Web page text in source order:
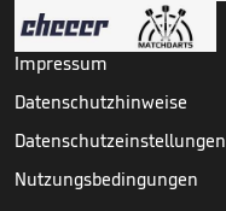
Impressum
Datenschutzhinweise
Datenschutzeinstellungen
Nutzungsbedingungen